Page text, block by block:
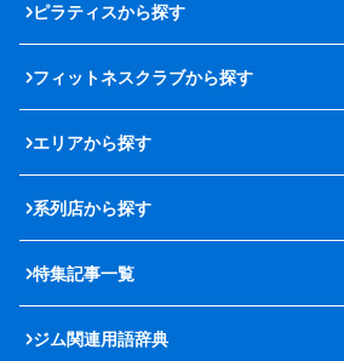
ピラティスから探す
フィットネスクラブから探す
エリアから探す
系列店から探す
特集記事一覧
ジム関連用語辞典